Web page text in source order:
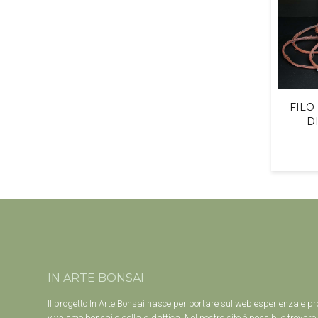
FILO
IN ARTE BONSAI
Il progetto In Arte Bonsai nasce per portare sul web esperienza e